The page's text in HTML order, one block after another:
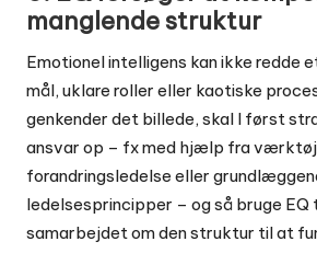
manglende struktur
Emotionel intelligens kan ikke redde
mål, uklare roller eller kaotiske
genkender det billede, skal I først
ansvar op – fx med hjælp fra
forandringsledelse eller
ledelsesprincipper – og så bruge
samarbejdet om den struktur til at